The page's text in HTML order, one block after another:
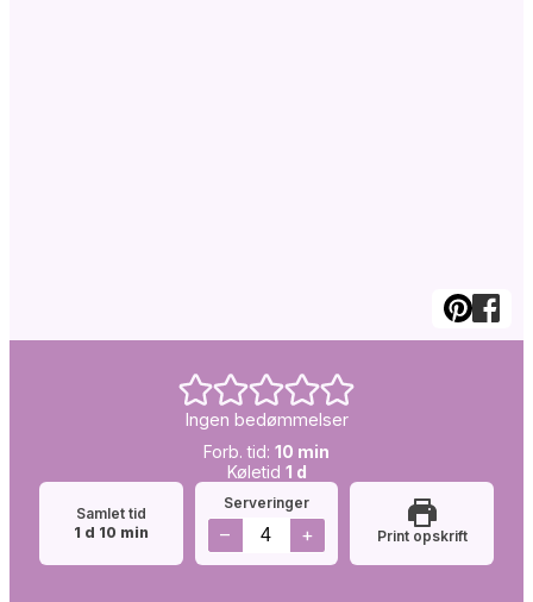
Ingen bedømmelser
Forb.
Forb. tid: 10 minutter
min
Simretid:
Køletid 1dag
d
Samlet tid
1dag
d 10minutter
min
Serveringer
– + Print opskrift